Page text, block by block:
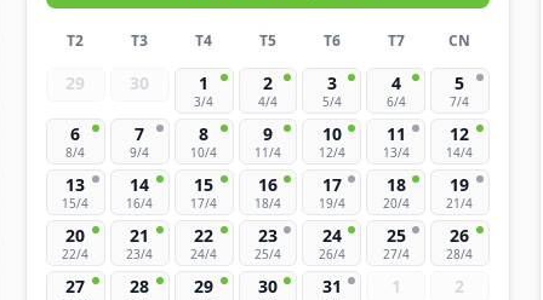
T2 T3 T4 T5 T6 T7 CN
29 30 1
3/4
2
4/4
3
5/4
4
6/4
5
7/4
6
8/4
7
9/4
8
10/4
9
11/4
10
12/4
11
13/4
12
14/4
13
15/4
14
16/4
15
17/4
16
18/4
17
19/4
18
20/4
19
21/4
20
22/4
21
23/4
22
24/4
23
25/4
24
26/4
25
27/4
26
28/4
27 28 29 30 31 1 2